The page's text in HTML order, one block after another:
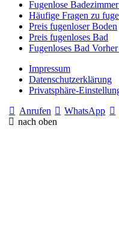
Fugenlose
Häufige Fragen zu
Preis fugenloser Boden
Preis fugenloses Bad
Fugenloses Bad
Impressum
Datenschutzerklärung
Privatsphäre-
Anrufen
WhatsApp
nach oben